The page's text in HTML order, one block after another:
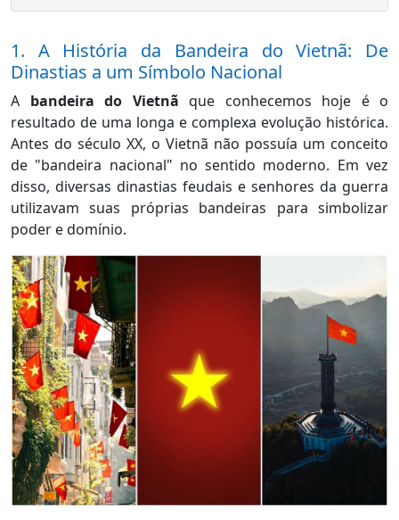
1. A História da Bandeira do Vietnã: De
Dinastias a um Símbolo Nacional
A bandeira do Vietnã que conhecemos hoje é o
resultado de uma longa e complexa evolução histórica.
Antes do século XX, o Vietnã não possuía um conceito
de "bandeira nacional" no sentido moderno. Em vez
disso, diversas dinastias feudais e senhores da guerra
utilizavam suas próprias bandeiras para simbolizar
poder e domínio.